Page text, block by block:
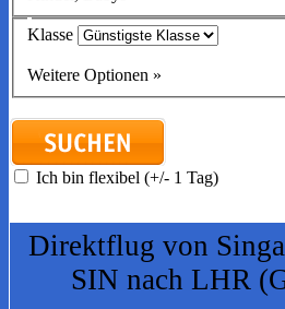
Klasse
Weitere Optionen »
Ich bin flexibel (+/- 1 Tag)
Direktflug von
SIN nach LHR